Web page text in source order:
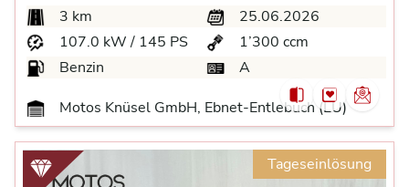
3 km
25.06.2026
107.0 kW / 145 PS
1’300 ccm
Benzin
A
Motos Knüsel GmbH, Ebnet-Entlebuch (LU)
Tageseinlösung